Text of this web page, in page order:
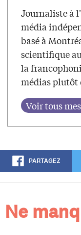
Journaliste à
média
basé à
scientifique
la
médias plutôt
PARTAGEZ
Ne